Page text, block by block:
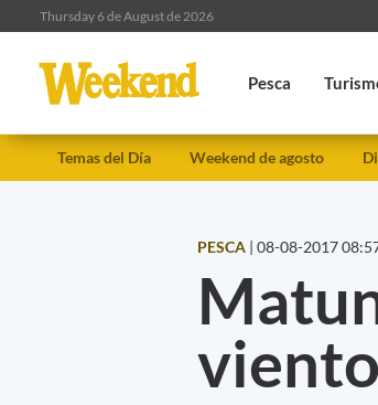
Thursday 6 de August de 2026
Pesca
Temas del Día Weekend de agosto
PESCA | 08-08-2017
viento